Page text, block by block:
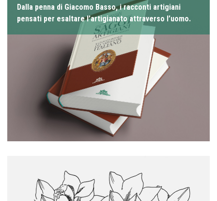
Dalla penna di Giacomo Basso, i racconti artigiani
pensati per esaltare l’artigianato attraverso l’uomo.